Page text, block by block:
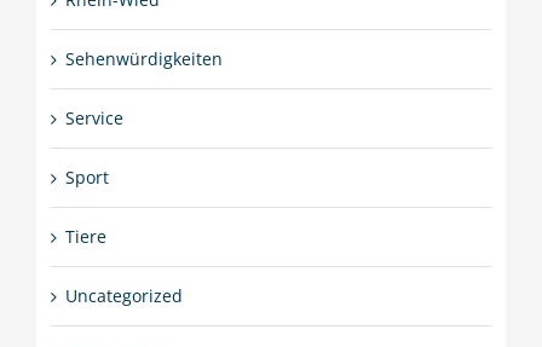
Sehenwürdigkeiten
Service
Sport
Tiere
Uncategorized